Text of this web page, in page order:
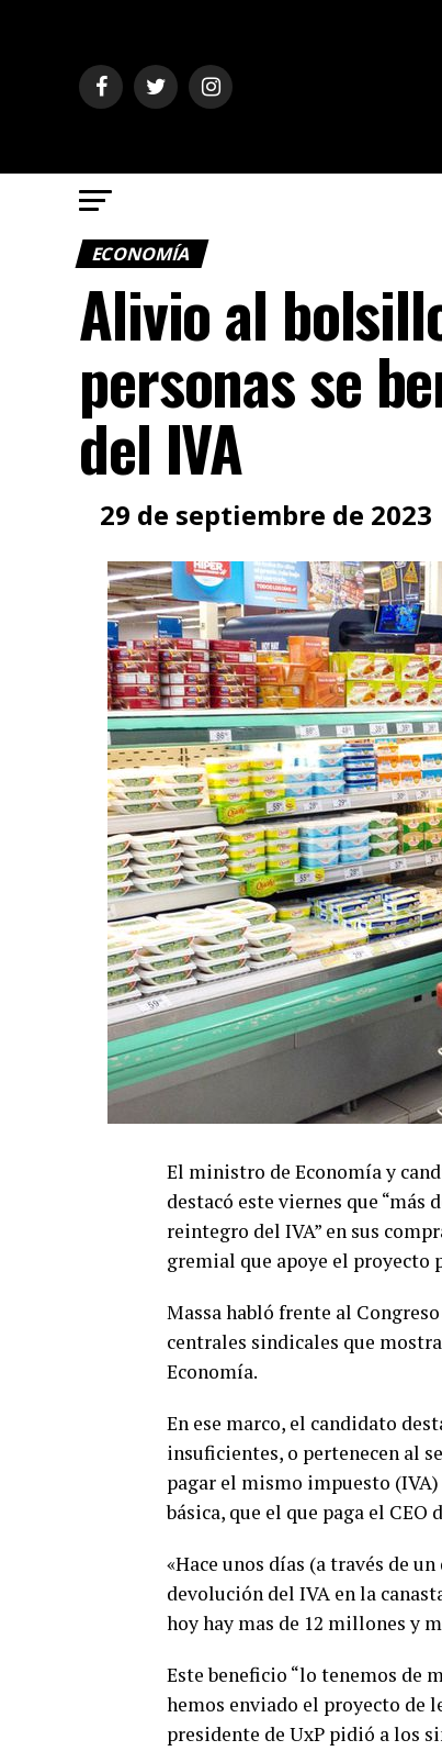
ECONOMÍA
Alivio al
personas se
del IVA
29 de septiembre de 2023
El ministro de Economía y
destacó este viernes que
reintegro del IVA” en sus
gremial que apoye el proyecto
Massa habló frente al
centrales sindicales que
Economía.
En ese marco, el candidato
insuficientes, o pertenecen al
pagar el mismo impuesto
básica, que el que paga el
«Hace unos días (a través de
devolución del IVA en la
hoy hay mas de 12 millones y
Este beneficio “lo tenemos de
hemos enviado el proyecto de
presidente de UxP pidió a los